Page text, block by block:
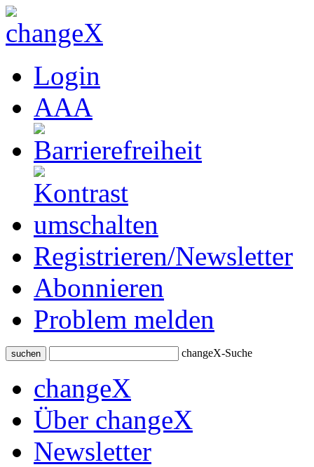
Login
AAA
Registrieren/Newsletter
Abonnieren
Problem melden
suchen changeX-Suche
changeX
Über changeX
Newsletter